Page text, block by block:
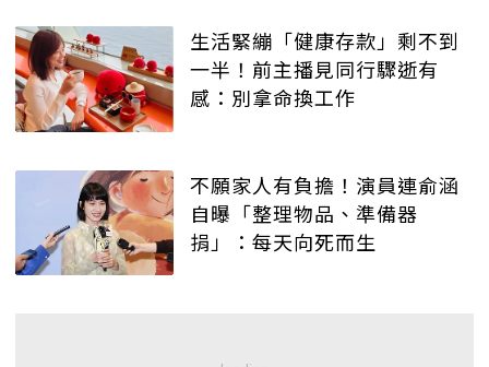
生活緊繃「健康存款」剩不到
一半！前主播見同行驟逝有
感：別拿命換工作
不願家人有負擔！演員連俞涵
自曝「整理物品、準備器
捐」：每天向死而生